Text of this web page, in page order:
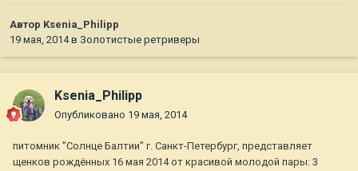
Автор Ksenia_Philipp
19 мая, 2014в Золотистые ретриверы
Ksenia_Philipp
Опубликовано 19 мая, 2014
питомник "Солнце Балтии" г. Санкт-Петербург, представляет
щенков рождённых 16 мая 2014 от красивой молодой пары: 3